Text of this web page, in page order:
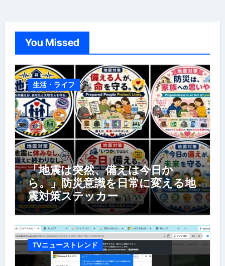
You Missed
生活・ライフ
「地震は突然、備えは今日か
ら。」防災意識を日常に変える地
震対策ステッカー
TVニューストレンド